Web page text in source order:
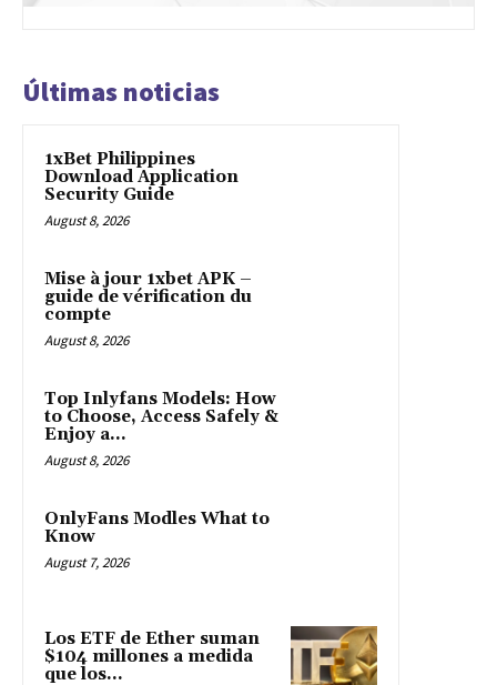
Últimas noticias
1xBet Philippines
Download Application
Security Guide
August 8, 2026
Mise à jour 1xbet APK –
guide de vérification du
compte
August 8, 2026
Top Inlyfans Models: How
to Choose, Access Safely &
Enjoy a...
August 8, 2026
OnlyFans Modles What to
Know
August 7, 2026
Los ETF de Ether suman
$104 millones a medida
que los...